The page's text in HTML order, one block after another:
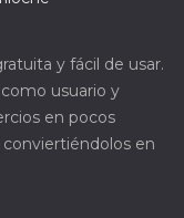
y fácil de usar.
usuario y
en pocos
en